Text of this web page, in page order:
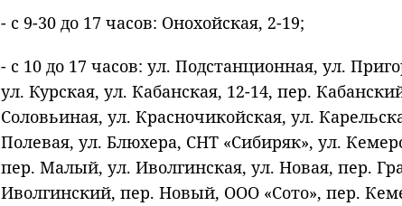
- с 9-30 до 17 часов: Онохойская, 2-19;
- с 10 до 17 часов: ул. Подстанционная, ул.
ул. Курская, ул. Кабанская, 12-14, пер.
Соловьиная, ул. Красночикойская, ул.
Полевая, ул. Блюхера, СНТ «Сибиряк», ул.
пер. Малый, ул. Иволгинская, ул. Новая, пер.
Иволгинский, пер. Новый, ООО «Сото», пер.